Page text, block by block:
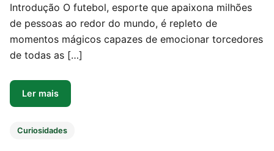
Introdução O futebol, esporte que apaixona milhões
de pessoas ao redor do mundo, é repleto de
momentos mágicos capazes de emocionar torcedores
de todas as […]
Ler mais
Curiosidades